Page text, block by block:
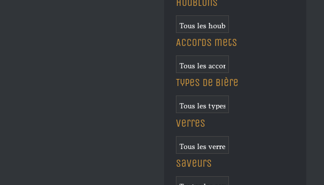
Accords mets
Types de bière
Verres
Saveurs